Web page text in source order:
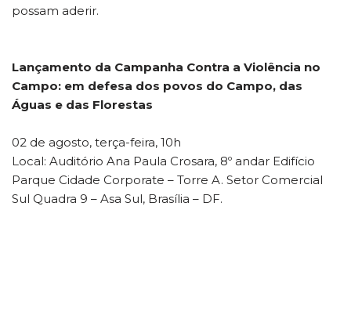
possam aderir.
Lançamento da Campanha Contra a Violência no
Campo: em defesa dos povos do Campo, das
Águas e das Florestas
02 de agosto, terça-feira, 10h
Local: Auditório Ana Paula Crosara, 8º andar Edifício
Parque Cidade Corporate – Torre A. Setor Comercial
Sul Quadra 9 – Asa Sul, Brasília – DF.